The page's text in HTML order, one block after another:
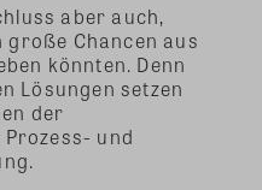
aber auch,
große Chancen aus
könnten. Denn
Lösungen setzen
der
und